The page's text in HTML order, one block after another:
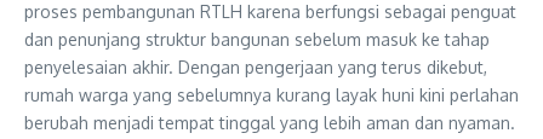
proses pembangunan RTLH karena berfungsi sebagai penguat
dan penunjang struktur bangunan sebelum masuk ke tahap
penyelesaian akhir. Dengan pengerjaan yang terus dikebut,
rumah warga yang sebelumnya kurang layak huni kini perlahan
berubah menjadi tempat tinggal yang lebih aman dan nyaman.